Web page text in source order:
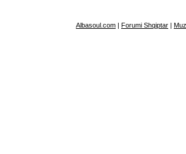
Albasoul.com | Forumi Shqiptar |